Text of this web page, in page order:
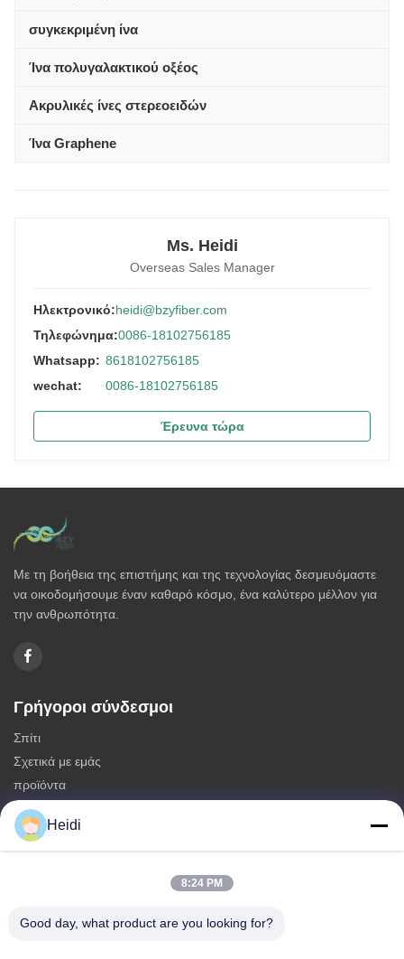
συγκεκριμένη ίνα
Ίνα πολυγαλακτικού οξέος
Ακρυλικές ίνες στερεοειδών
Ίνα Graphene
Ms. Heidi
Overseas Sales Manager
Ηλεκτρονικό:heidi@bzyfiber.com
Τηλεφώνημα:0086-18102756185
Whatsapp: 8618102756185
wechat:
0086-18102756185
Έρευνα τώρα
Με τη βοήθεια της επιστήμης και της τεχνολογίας δεσμευόμαστε
να οικοδομήσουμε έναν καθαρό κόσμο, ένα καλύτερο μέλλον για
την ανθρωπότητα.
Γρήγοροι σύνδεσμοι
Σπίτι
Σχετικά με εμάς
προϊόντα
Επικοινωνήστε μαζί μας
Κατηγορίες
Μη συνεχείς ίνες πολυεστέρα
Φύλλα πολυεστέρα χαμηλής τήξης
Heidi
8:24 PM
Good day, what product are you looking for?